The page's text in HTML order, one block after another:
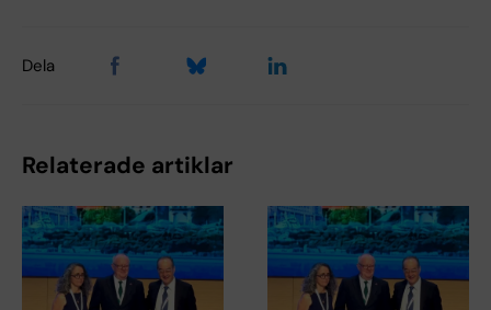
Dela
Relaterade artiklar